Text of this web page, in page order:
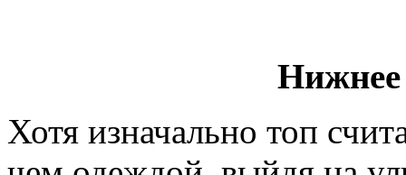
Нижнее
Хотя изначально топ